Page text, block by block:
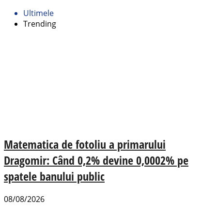
Ultimele
Trending
Matematica de fotoliu a primarului
Dragomir: Când 0,2% devine 0,0002% pe
spatele banului public
08/08/2026